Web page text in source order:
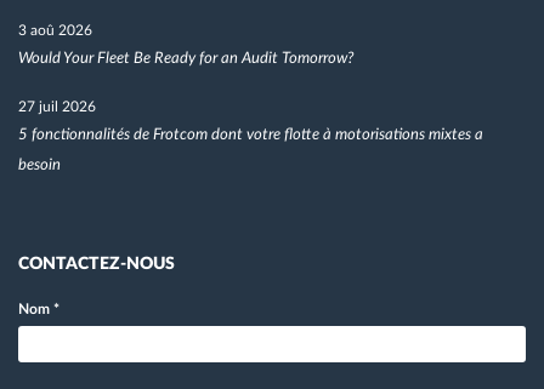
3 aoû 2026
Would Your Fleet Be Ready for an Audit Tomorrow?
27 juil 2026
5 fonctionnalités de Frotcom dont votre flotte à motorisations mixtes a
besoin
CONTACTEZ-NOUS
Nom *